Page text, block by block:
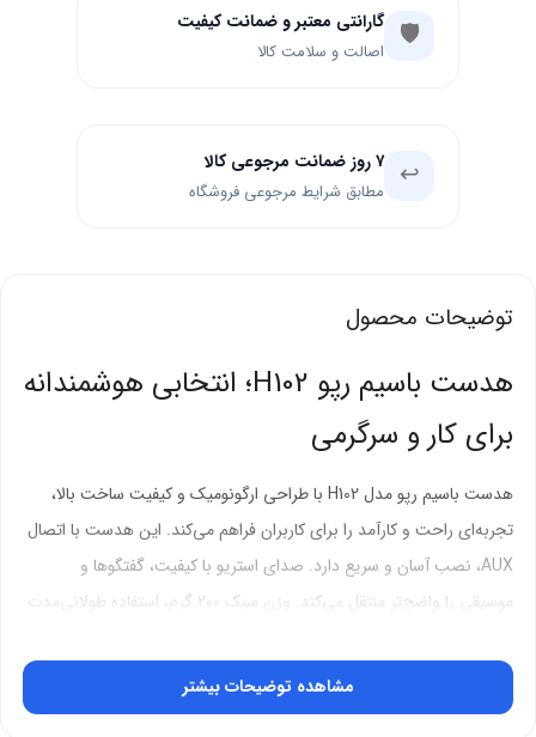
🛡️ گارانتی معتبر و ضمانت کیفیت
اصالت و سلامت کالا
↩️ ۷ روز ضمانت مرجوعی کالا
مطابق شرایط مرجوعی فروشگاه
توضیحات محصول
هدست باسیم رپو H102؛ انتخابی هوشمندانه
برای کار و سرگرمی
هدست باسیم رپو مدل H102 با طراحی ارگونومیک و کیفیت ساخت بالا،
تجربه‌ای راحت و کارآمد را برای کاربران فراهم می‌کند. این هدست با اتصال
AUX، نصب آسان و سریع دارد. صدای استریو با کیفیت، گفتگوها و
موسیقی را واضح‌تر منتقل می‌کند. وزن سبک 200 گرم، استفاده طولانی‌مدت
می‌دهد.
مشاهده توضیحات بیشتر